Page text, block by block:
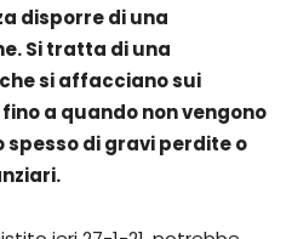
disporre di una
Si tratta di una
si affacciano sui
a quando non vengono
di gravi perdite o